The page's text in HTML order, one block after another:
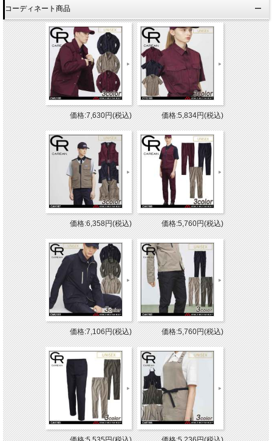
コーディネート商品
価格:7,630円(税込) 価格:5,834円(税込)
価格:6,358円(税込) 価格:5,760円(税込)
価格:7,106円(税込) 価格:5,760円(税込)